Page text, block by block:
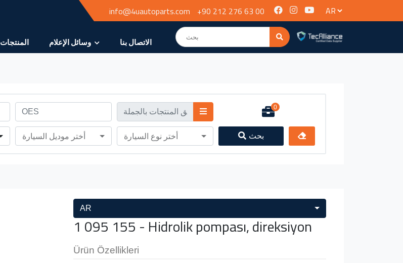
info@4uautoparts.com +90 212 276 63 00
المنتجات الاتصال بنا
0
أختر موديل السيارة أختر نوع السيارة بحث
AR
1 095 155 - Hidrolik pompası, direksiyon
Ürün Özellikleri